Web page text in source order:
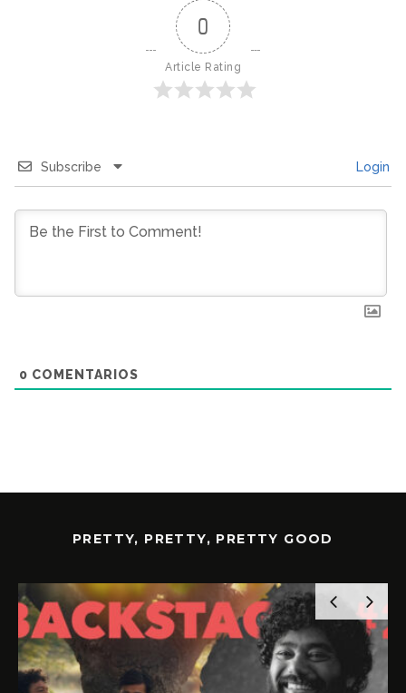
0
Article Rating
Subscribe Login
0 COMENTARIOS
PRETTY, PRETTY, PRETTY GOOD